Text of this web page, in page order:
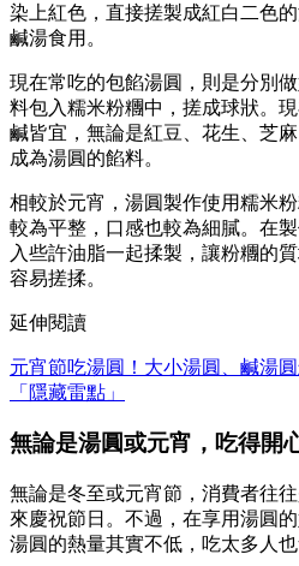
染上紅色，直接搓製成紅白二色
鹹湯食用。
現在常吃的包餡湯圓，則是分別
料包入糯米粉糰中，搓成球狀。
鹹皆宜，無論是紅豆、花生、芝
成為湯圓的餡料。
相較於元宵，湯圓製作使用糯米
較為平整，口感也較為細膩。在
入些許油脂一起揉製，讓粉糰的
容易搓揉。
延伸閱讀
元宵節吃湯圓！大小湯圓、鹹湯
「隱藏雷點」
無論是湯圓或元宵，吃得開
無論是冬至或元宵節，消費者往
來慶祝節日。不過，在享用湯圓
湯圓的熱量其實不低，吃太多人也